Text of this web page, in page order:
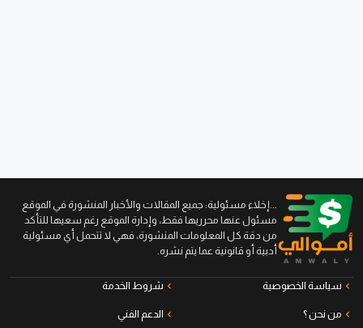
...إخلاء مسئولية: جميع المقالات والأخبار المنشورة في الموقع
مسئول عنها محرريها فقط، وإدارة الموقع رغم سعيها للتأكد
من دقة كل المعلومات المنشورة، فهي لا تتحمل أي مسئولية
أدبية أو قانونية عما يتم نشره.
سياسة الخصوصية شروط الخدمة
من نحن ؟ الدعم الفني